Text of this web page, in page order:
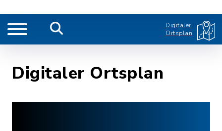
Digitaler
Ortsplan
Digitaler Ortsplan